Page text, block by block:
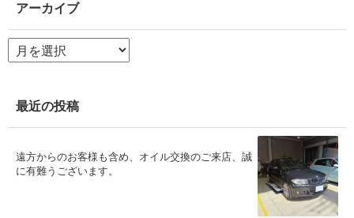
アーカイブ
ア
ー
ブ
最近の投稿
遠方からのお客様も含め、オイル交換のご来店、誠
に有難うございます。